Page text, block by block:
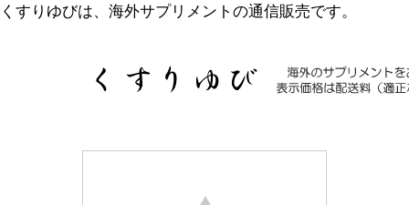
くすりゆびは、海外サプリメントの通信販売です。